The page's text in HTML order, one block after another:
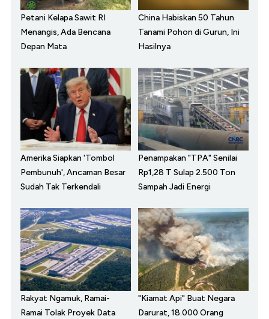
Petani Kelapa Sawit RI
Menangis, Ada Bencana
Depan Mata
China Habiskan 50 Tahun
Tanami Pohon di Gurun, Ini
Hasilnya
Amerika Siapkan 'Tombol
Pembunuh', Ancaman Besar
Sudah Tak Terkendali
Penampakan "TPA" Senilai
Rp1,28 T Sulap 2.500 Ton
Sampah Jadi Energi
Rakyat Ngamuk, Ramai-
Ramai Tolak Proyek Data
"Kiamat Api" Buat Negara
Darurat, 18.000 Orang